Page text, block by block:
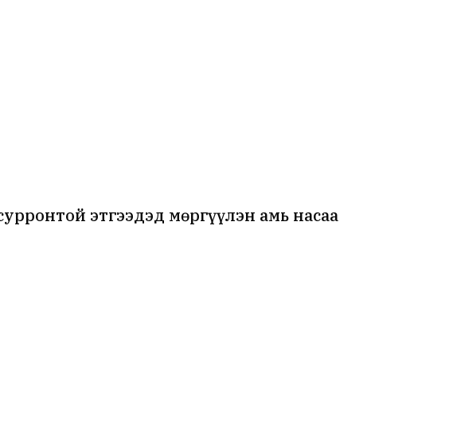
этгээдэд мөргүүлэн амь насаа